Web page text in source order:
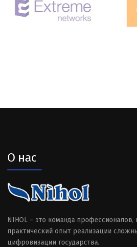
О нас
NIHOL – это команда
практический опыт реализации
цифровизации государства.